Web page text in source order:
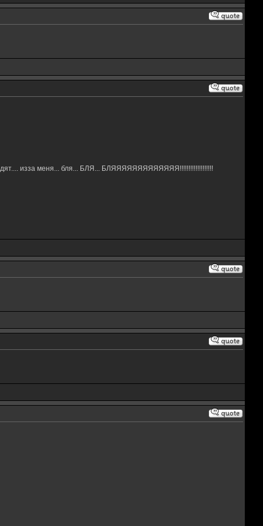
изза меня... бля... БЛЯ... БЛЯЯЯЯЯЯЯЯЯЯЯЯЯ!!!!!!!!!!!!!!!!!!!